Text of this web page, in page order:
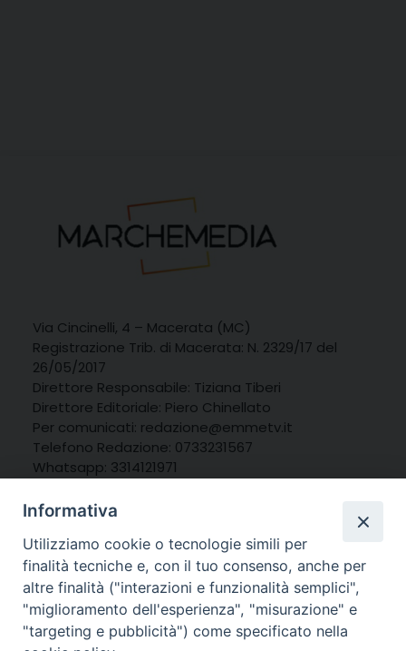
Via Cincinelli, 4 – Macerata (MC)
Registrazione Trib. di Macerata: N. 2329/17 del
26/05/2017
Direttore Responsabile: Tiziana Tiberi
Direttore Editoriale: Piero Chinellato
Per comunicati: redazione@emmetv.it
Telefono Redazione: 0733231567
Whatsapp: 3314121971
Informativa
Utilizziamo cookie o tecnologie simili per
finalità tecniche e, con il tuo consenso, anche per
altre finalità ("interazioni e funzionalità semplici",
"miglioramento dell'esperienza", "misurazione" e
"targeting e pubblicità") come specificato nella